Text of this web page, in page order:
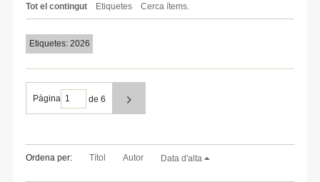
Tot el contingut Etiquetes Cerca ítems.
Etiquetes: 2026
Pàgina de 6
Ordena per: Títol Autor Data d'alta